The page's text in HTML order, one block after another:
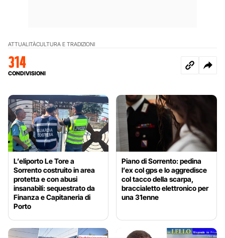
ATTUALITÀCULTURA E TRADIZIONI
314
CONDIVISIONI
L’eliporto Le Tore a
Sorrento costruito in area
protetta e con abusi
insanabili: sequestrato da
Finanza e Capitaneria di
Porto
Piano di Sorrento: pedina
l’ex col gps e lo aggredisce
col tacco della scarpa,
braccialetto elettronico per
una 31enne